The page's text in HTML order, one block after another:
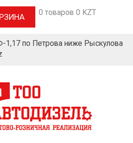
0 товаров 0 KZT
1,17 по Петрова ниже Рыскулова